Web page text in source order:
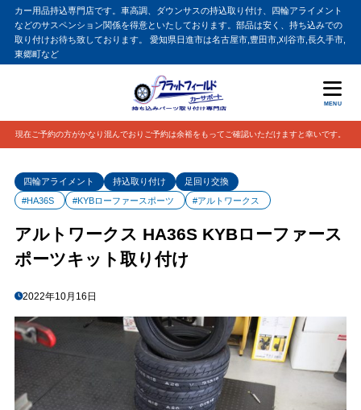
カー用品持込専門店です。車高調、ダウンサスの持込取り付け、四輪アライメント
などのサスペンション関係を得意といたしております。部品は安く、持ち込みでの
取り付けお待ち致しております。 愛知県日進市は名古屋市,豊田市,刈谷市,長久手市,
東郷町など
MENU
現在ご予約の方がかなり混んでおりご予約は余裕をもってご確認いただけますと幸いです。
四輪アライメント 持込取り付け
足回り交換
#HA36S
#KYBローファースポーツ #アルトワークス
アルトワークス HA36S KYBローファース
ポーツキット取り付け
2022年10月16日